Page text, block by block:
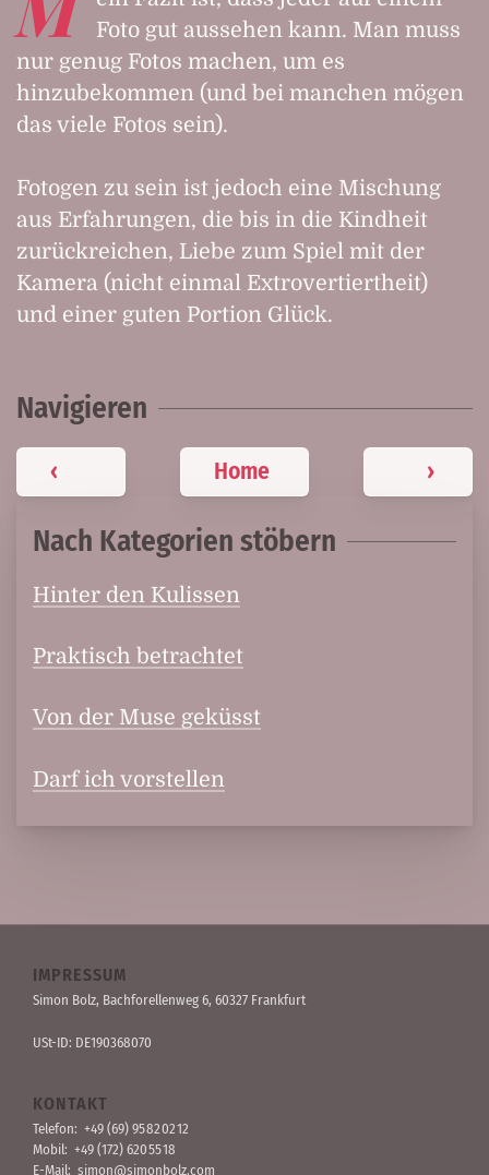
Foto gut aussehen kann. Man muss
nur genug Fotos machen, um es
hinzubekommen (und bei manchen mögen
das viele Fotos sein).
Fotogen zu sein ist jedoch eine Mischung
aus Erfahrungen, die bis in die Kindheit
zurückreichen, Liebe zum Spiel mit der
Kamera (nicht einmal Extrovertiertheit)
und einer guten Portion Glück.
Navigieren
‹ Home ›
Nach Kategorien stöbern
Hinter den Kulissen
Praktisch betrachtet
Von der Muse geküsst
Darf ich vorstellen
IMPRESSUM
Simon Bolz, Bachforellen­weg 6, 60327 Frankfurt
USt-ID: DE190368070
KONTAKT
Telefon: +49 (69) 95 82 02 12
Mobil: +49 (172) 620 55 18
E-Mail: simon@simonbolz.com